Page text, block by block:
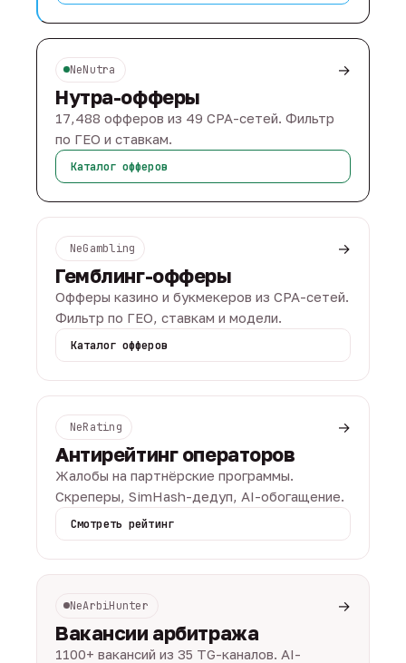
NeNutra →
Нутра-офферы
17,488 офферов из 49 CPA-сетей. Фильтр
по ГЕО и ставкам.
Каталог офферов
NeGambling →
Гемблинг-офферы
Офферы казино и букмекеров из CPA-сетей.
Фильтр по ГЕО, ставкам и модели.
Каталог офферов
NeRating →
Антирейтинг операторов
Жалобы на партнёрские программы.
Скреперы, SimHash-дедуп, AI-обогащение.
Смотреть рейтинг
NeArbiHunter →
Вакансии арбитража
1100+ вакансий из 35 TG-каналов. AI-